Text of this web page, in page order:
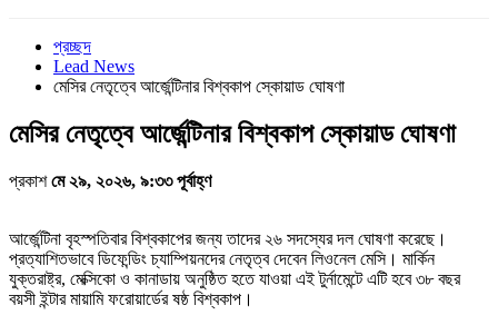
প্রচ্ছদ
Lead News
মেসির নেতৃত্বে আর্জেন্টিনার বিশ্বকাপ স্কোয়াড ঘোষণা
মেসির নেতৃত্বে আর্জেন্টিনার বিশ্বকাপ স্কোয়াড ঘোষণা
প্রকাশমে ২৯, ২০২৬, ৯:৩৩ পূর্বাহ্ণ
আর্জেন্টিনা বৃহস্পতিবার বিশ্বকাপের জন্য তাদের ২৬ সদস্যের দল ঘোষণা করেছে।
প্রত্যাশিতভাবে ডিফেন্ডিং চ্যাম্পিয়নদের নেতৃত্ব দেবেন লিওনেল মেসি। মার্কিন
যুক্তরাষ্ট্র, মেক্সিকো ও কানাডায় অনুষ্ঠিত হতে যাওয়া এই টুর্নামেন্টে এটি হবে ৩৮ বছর
বয়সী ইন্টার মায়ামি ফরোয়ার্ডের ষষ্ঠ বিশ্বকাপ।